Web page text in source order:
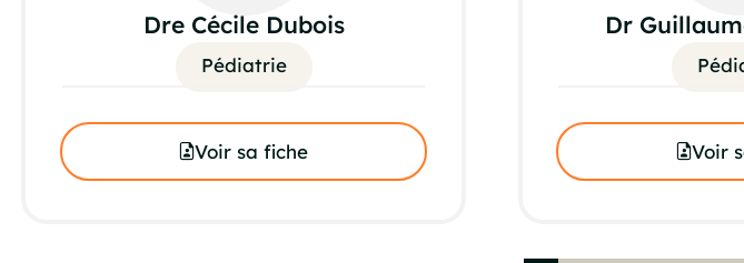
Dre Cécile Dubois
Pédiatrie
Voir sa fiche
Dr
Voir